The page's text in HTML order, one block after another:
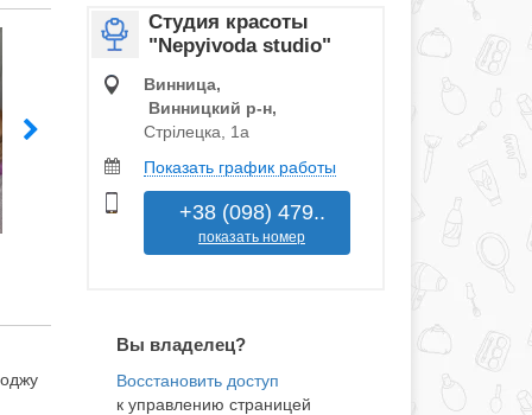
Студия красоты
"Nepyivoda studio"
Винница,
Винницкий р‑н,
Стрілецка, 1а
Показать график работы
+38 (098) 479..
показать номер
Вы владелец?
к управлению страницей